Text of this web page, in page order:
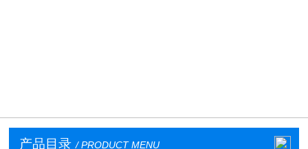
产品目录 / PRODUCT MENU